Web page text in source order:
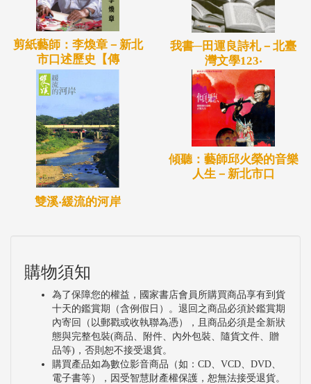
剪紙藝師：李煥章－新北
市口述歷史【傳
我書─田運良詩札－北臺
灣文學123‧
雙溪‧緩流的河岸
傾聽：藝師邱火榮的音樂
人生－新北市口
購物須知
為了保障您的權益，國家書店會員所購買商品享有到貨
十天的鑑賞期（含例假日）。退回之商品必須於鑑賞期
內寄回（以郵戳或收執聯為憑），且商品必須是全新狀
態與完整包裝(商品、附件、內外包裝、隨貨文件、贈
品等)，否則恕不接受退貨。
購買產品如為數位影音商品（如：CD、VCD、DVD、
電子書等），因受智慧財產權保護，恕無法接受退貨。